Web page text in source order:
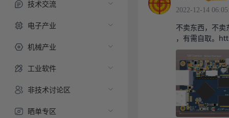
技术交流
电子产业
机械产业
工业软件
非技术讨论区
晒单专区
2022-12-14
不卖东西，不
，有需自取。